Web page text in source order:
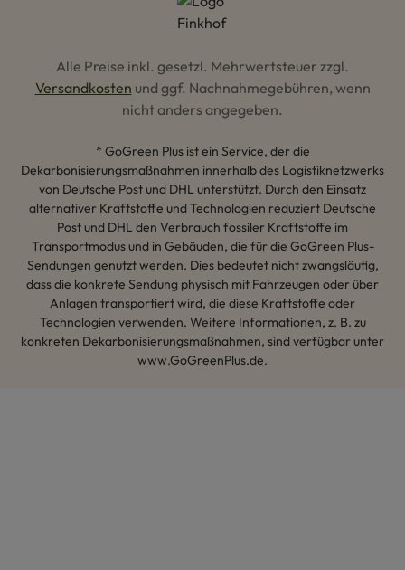
Alle Preise inkl. gesetzl. Mehrwertsteuer zzgl.
Versandkosten und ggf. Nachnahmegebühren, wenn
nicht anders angegeben.
* GoGreen Plus ist ein Service, der die
Dekarbonisierungsmaßnahmen innerhalb des Logistiknetzwerks
von Deutsche Post und DHL unterstützt. Durch den Einsatz
alternativer Kraftstoffe und Technologien reduziert Deutsche
Post und DHL den Verbrauch fossiler Kraftstoffe im
Transportmodus und in Gebäuden, die für die GoGreen Plus-
Sendungen genutzt werden. Dies bedeutet nicht zwangsläufig,
dass die konkrete Sendung physisch mit Fahrzeugen oder über
Anlagen transportiert wird, die diese Kraftstoffe oder
Technologien verwenden. Weitere Informationen, z. B. zu
konkreten Dekarbonisierungsmaßnahmen, sind verfügbar unter
www.GoGreenPlus.de.